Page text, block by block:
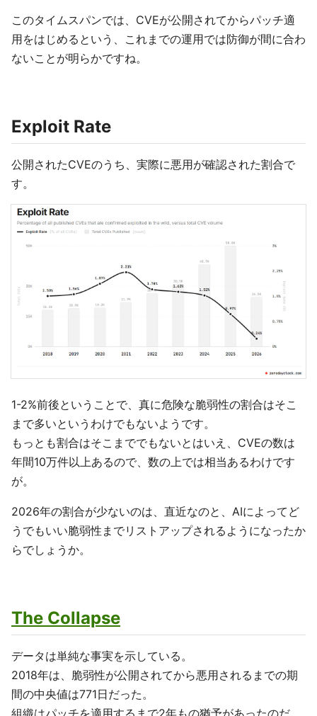
このタイムスパンでは、CVEが公開されてからパッチ適
用をはじめるという、これまでの運用では防御が間に合わ
ないことが明らかですね。
Exploit Rate
公開されたCVEのうち、実際に悪用が確認された割合で
す。
1-2%前後ということで、真に危険な脆弱性の割合はそこ
まで多いというわけでもないようです。
もっとも割合はそこまででもないとはいえ、CVEの数は
年間10万件以上あるので、数の上では相当あるわけです
が。
2026年の割合が少ないのは、直近なのと、AIによってど
うでもいい脆弱性までリストアップされるようになったか
らでしょうか。
The Collapse
データは単純な事実を示している。
2018年は、脆弱性が公開されてから悪用されるまでの期
間の中央値は771日だった。